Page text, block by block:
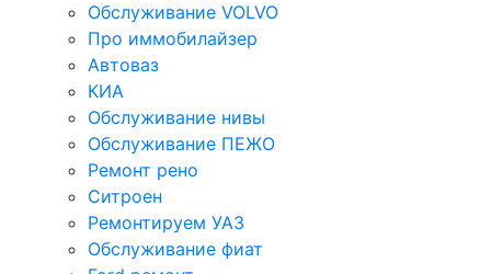
Обслуживание VOLVO
Про иммобилайзер
Автоваз
КИА
Обслуживание нивы
Обслуживание ПЕЖО
Ремонт рено
Ситроен
Ремонтируем УАЗ
Обслуживание фиат